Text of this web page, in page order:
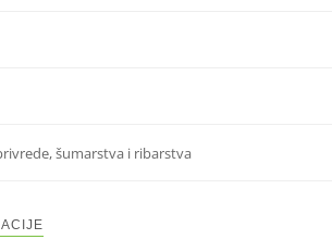
šumarstva i ribarstva